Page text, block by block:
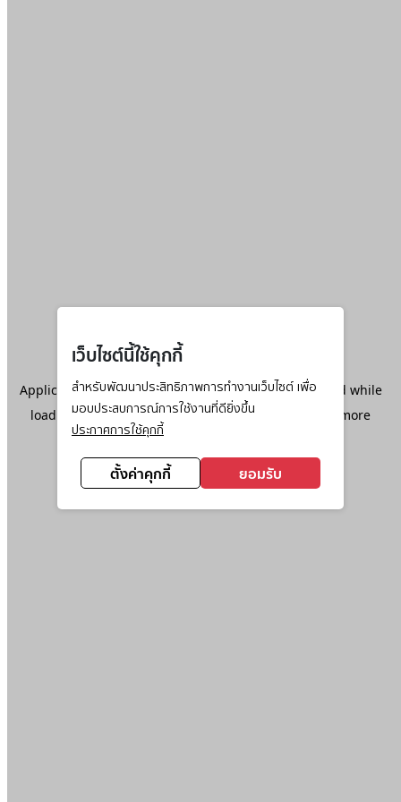
เว็บไซต์นี้ใช้คุกกี้
สำหรับพัฒนาประสิทธิภาพการทำงานเว็บไซต์ เพื่อ
มอบประสบการณ์การใช้งานที่ดียิ่งขึ้น
ประกาศการใช้คุกกี้
ตั้งค่าคุกกี้ ยอมรับ
Application error: aclient-side exception has occurred while
loadingwww.ktc.co.th(see the browser console
for more
information).